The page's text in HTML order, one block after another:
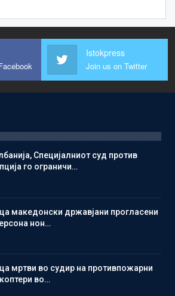
Istokpress
Join us on Twitter
Специјалниот суд против
го ограничи…
македонски државјани прогласени
нон…
мртви во судир на противпожарни
во…